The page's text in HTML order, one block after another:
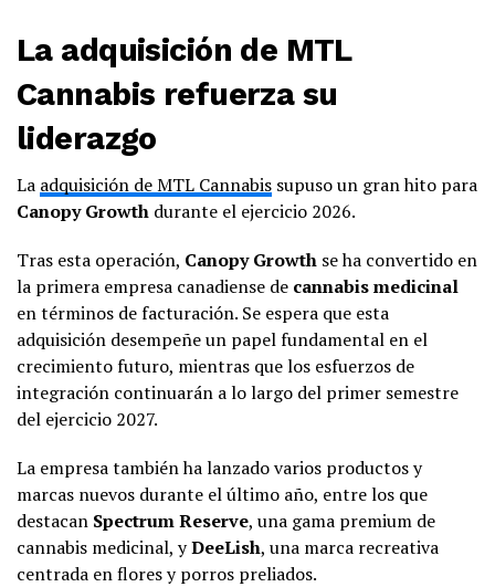
La adquisición de MTL
Cannabis refuerza su
liderazgo
La adquisición de MTL Cannabis supuso un gran hito para
Canopy Growth durante el ejercicio 2026.
Tras esta operación, Canopy Growth se ha convertido en
la primera empresa canadiense de cannabis medicinal
en términos de facturación. Se espera que esta
adquisición desempeñe un papel fundamental en el
crecimiento futuro, mientras que los esfuerzos de
integración continuarán a lo largo del primer semestre
del ejercicio 2027.
La empresa también ha lanzado varios productos y
marcas nuevos durante el último año, entre los que
destacan Spectrum Reserve, una gama premium de
cannabis medicinal, yDeeLish, una marca recreativa
centrada en flores y porros preliados.